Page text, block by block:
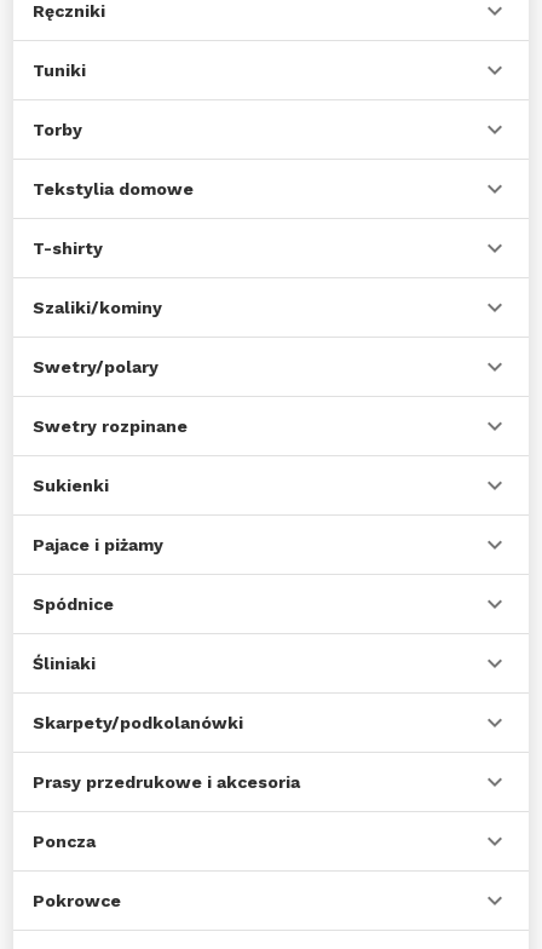
Ręczniki
Tuniki
Torby
Tekstylia domowe
T-shirty
Szaliki/kominy
Swetry/polary
Swetry rozpinane
Sukienki
Pajace i piżamy
Spódnice
Śliniaki
Skarpety/podkolanówki
Prasy przedrukowe i akcesoria
Poncza
Pokrowce